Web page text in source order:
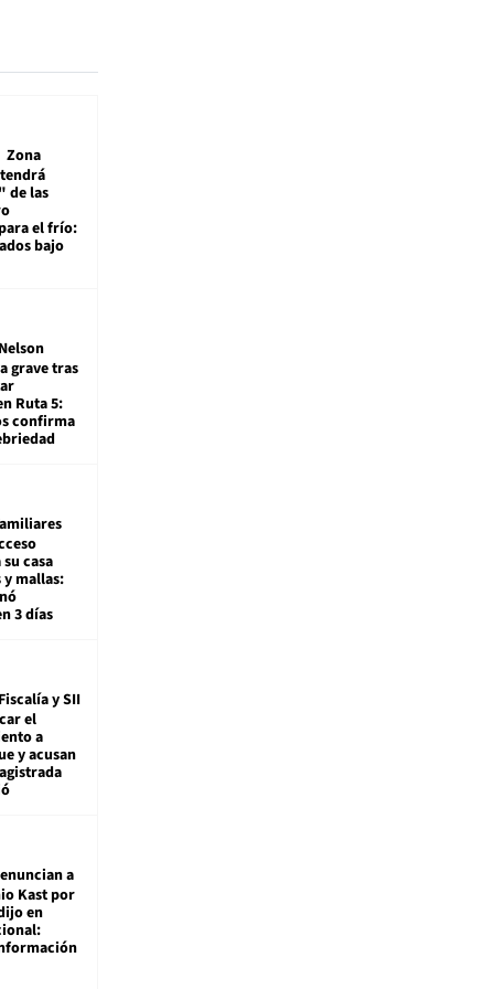
Zona
de las
el frío:
bajo
Nelson
grave tras
Ruta 5:
confirma
casa
mallas:
3 días
Fiscalía y SII
el
a
y acusan
a
Kast por
en